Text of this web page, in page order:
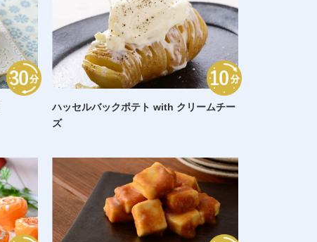
ハッセルバックポテト with クリームチー
ズ